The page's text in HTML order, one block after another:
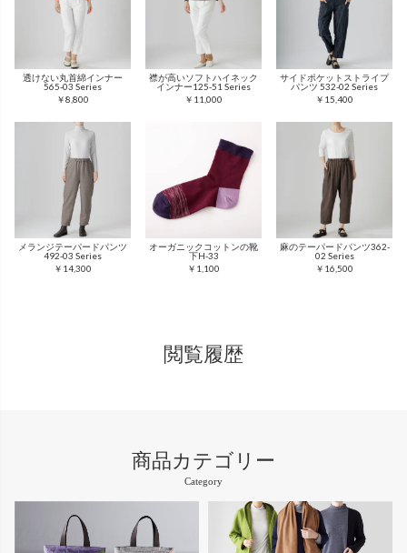
透けない丸首綿インナー
565-03 Series
￥8,800
襟が高いソフトハイネック
インナー125-51 Series
￥11,000
サイドポケットストライプ
パンツ 532-02 Series
￥15,400
メランジテーパードパンツ
492-03 Series
￥14,300
オーガニックコットンの靴
下H-33
￥1,100
麻のテーパードパンツ362-
02 Series
￥16,500
閲覧履歴
商品カテゴリー
Category